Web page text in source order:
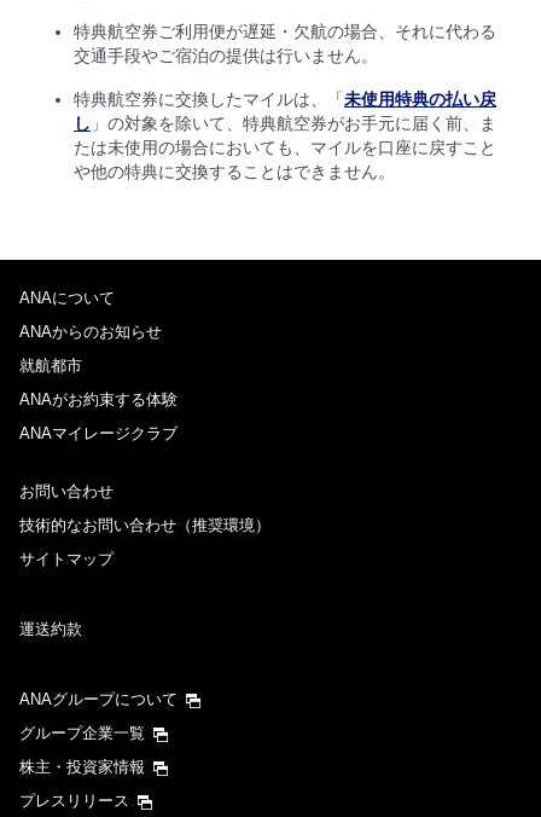
特典航空券ご利用便が遅延・欠航の場合、それに代わる
交通手段やご宿泊の提供は行いません。
特典航空券に交換したマイルは、「 未使用特典の払い戻
し 」の対象を除いて、特典航空券がお手元に届く前、ま
たは未使用の場合においても、マイルを口座に戻すこと
や他の特典に交換することはできません。
ANAについて
ANAからのお知らせ
就航都市
ANAがお約束する体験
ANAマイレージクラブ
お問い合わせ
技術的なお問い合わせ（推奨環境）
サイトマップ
運送約款
ANAグループについて
グループ企業一覧
株主・投資家情報
プレスリリース